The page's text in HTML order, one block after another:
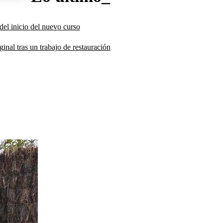
inicio del nuevo curso
tras un trabajo de restauración